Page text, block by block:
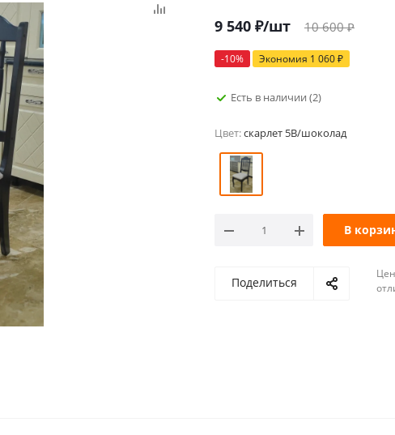
9 540 ₽/шт 10 600₽
-10% Экономия 1 060₽
Есть в наличии (2)
Цвет:скарлет 5В/шоколад
В
Поделиться